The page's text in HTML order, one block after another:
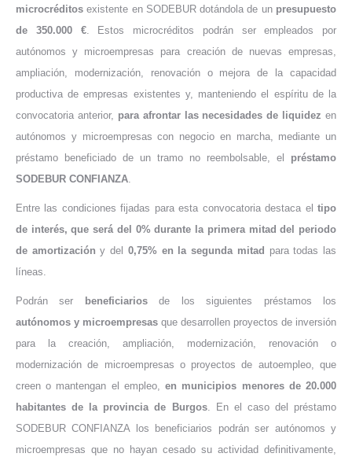
microcréditos existente en SODEBUR dotándola de unpresupuesto
de 350.000 €. Estos microcréditos podrán ser empleados por
autónomos y microempresas para creación de nuevas empresas,
ampliación, modernización, renovación o mejora de la capacidad
productiva de empresas existentes y, manteniendo el espíritu de la
convocatoria anterior, para afrontar las necesidades de liquidez en
autónomos y microempresas con negocio en marcha, mediante un
préstamo beneficiado de un tramo no reembolsable, el préstamo
SODEBUR CONFIANZA.
Entre las condiciones fijadas para esta convocatoria destaca el tipo
de interés, que será del 0% durante la primera mitad del periodo
de amortización y del 0,75% en la segunda mitad para todas las
líneas.
Podrán ser beneficiariosde los siguientes préstamos los
autónomos y microempresas que desarrollen proyectos de inversión
para la creación, ampliación, modernización, renovación o
modernización de microempresas o proyectos de autoempleo, que
creen o mantengan el empleo,en municipios menores de 20.000
habitantes de la provincia de Burgos. En el caso del préstamo
SODEBUR CONFIANZA los beneficiarios podrán ser autónomos y
microempresas que no hayan cesado su actividad definitivamente,